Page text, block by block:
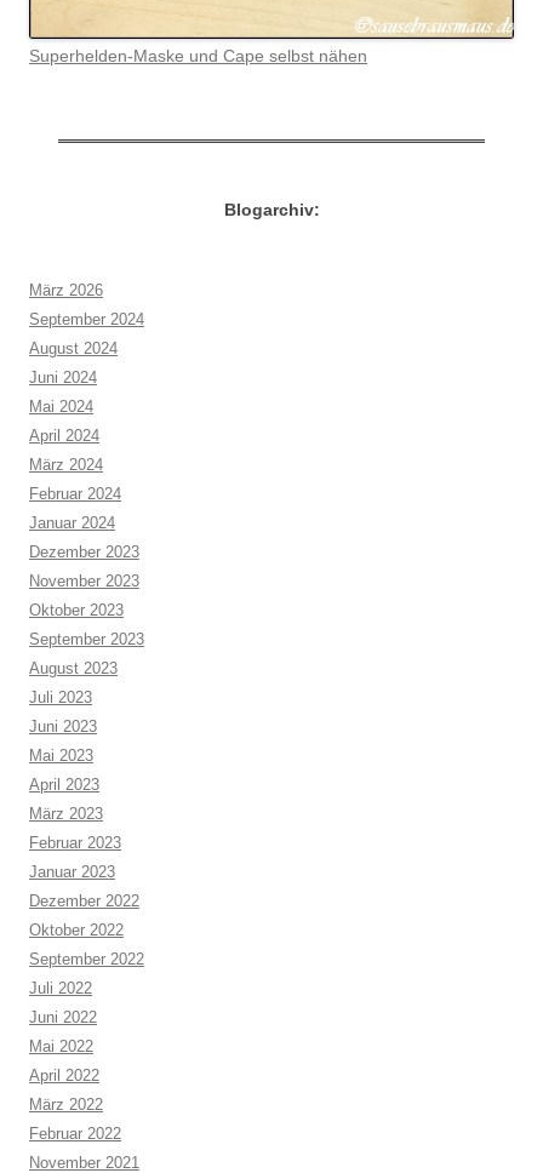
Superhelden-Maske und Cape selbst nähen
Blogarchiv:
März 2026
September 2024
August 2024
Juni 2024
Mai 2024
April 2024
März 2024
Februar 2024
Januar 2024
Dezember 2023
November 2023
Oktober 2023
September 2023
August 2023
Juli 2023
Juni 2023
Mai 2023
April 2023
März 2023
Februar 2023
Januar 2023
Dezember 2022
Oktober 2022
September 2022
Juli 2022
Juni 2022
Mai 2022
April 2022
März 2022
Februar 2022
November 2021